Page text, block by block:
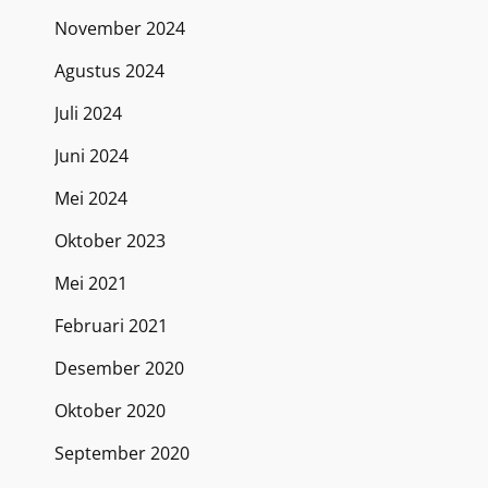
November 2024
Agustus 2024
Juli 2024
Juni 2024
Mei 2024
Oktober 2023
Mei 2021
Februari 2021
Desember 2020
Oktober 2020
September 2020